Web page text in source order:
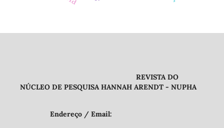
REVISTA DO
NÚCLEO DE PESQUISA HANNAH ARENDT - NUPHA
Endereço / Email: